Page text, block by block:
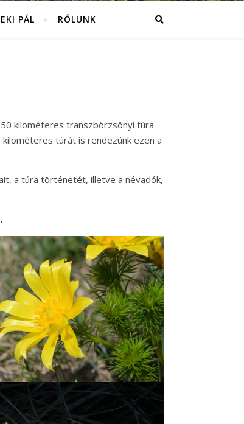
PÁL RÓLUNK
kilométeres transzbörzsönyi túra
túrát is rendezünk ezen a
a túra történetét, illetve a névadók,